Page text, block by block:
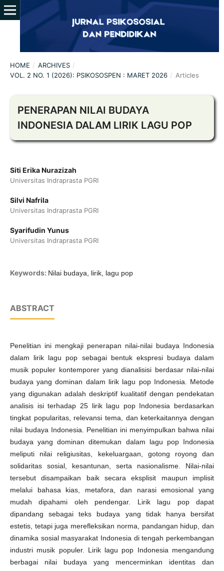
HOME / ARCHIVES /
VOL. 2 NO. 1 (2026): PSIKOSOSPEN : MARET 2026 / Articles
PENERAPAN NILAI BUDAYA
INDONESIA DALAM LIRIK LAGU POP
Siti Erika Nurazizah
Universitas Indraprasta PGRI
Silvi Nafrila
Universitas Indraprasta PGRI
Syarifudin Yunus
Universitas Indraprasta PGRI
Keywords: Nilai budaya, lirik, lagu pop
ABSTRACT
Penelitian ini mengkaji penerapan nilai-nilai budaya Indonesia
dalam lirik lagu pop sebagai bentuk ekspresi budaya dalam
musik populer kontemporer yang dianalisisi berdasar nilai-nilai
budaya yang dominan dalam lirik lagu pop Indonesia. Metode
yang digunakan adalah deskriptif kualitatif dengan pendekatan
analisis isi terhadap 25 lirik lagu pop Indonesia berdasarkan
tingkat popularitas, relevansi tema, dan keterkaitannya dengan
nilai budaya Indonesia. Penelitian ini menyimpulkan bahwa nilai
budaya yang dominan ditemukan dalam lagu pop Indonesia
meliputi nilai religiusitas, kekeluargaan, gotong royong dan
solidaritas sosial, kesantunan, serta nasionalisme. Nilai-nilai
tersebut disampaikan baik secara eksplisit maupun implisit
melalui bahasa kias, metafora, dan narasi emosional yang
mudah dipahami oleh pendengar. Lirik lagu pop dapat
dipandang sebagai teks budaya yang tidak hanya bersifat
estetis, tetapi juga merefleksikan norma, pandangan hidup, dan
dinamika sosial masyarakat Indonesia di tengah perkembangan
industri musik populer. Lirik lagu pop Indonesia mengandung
berbagai nilai budaya yang mencerminkan identitas dan